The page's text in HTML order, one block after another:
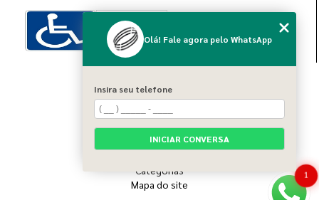
Home
Sobre nós
Blog
Serviços
Categorias
Mapa do site
1
Olá! Fale agora pelo WhatsApp
Insira seu telefone
INICIAR CONVERSA